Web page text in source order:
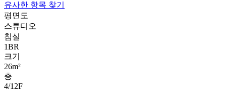
유사한 항목 찾기
평면도
스튜디오
침실
1BR
크기
26m²
층
4/12F